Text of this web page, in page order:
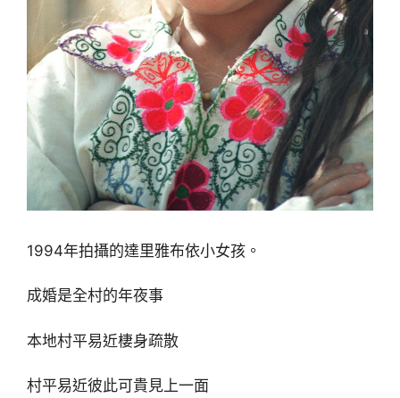
1994年拍攝的達里雅布依小女孩。
成婚是全村的年夜事
本地村平易近棲身疏散
村平易近彼此可貴見上一面